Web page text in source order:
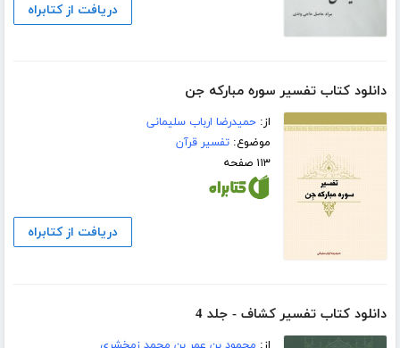
دریافت از کتابراه
دانلود کتاب تفسیر سوره مبارکه جن
از:حمیدرضا ارباب سلیمانی
موضوع:تفسیر قرآن
۱۱۳ صفحه
دریافت از کتابراه
دانلود کتاب تفسیر کشاف - جلد 4